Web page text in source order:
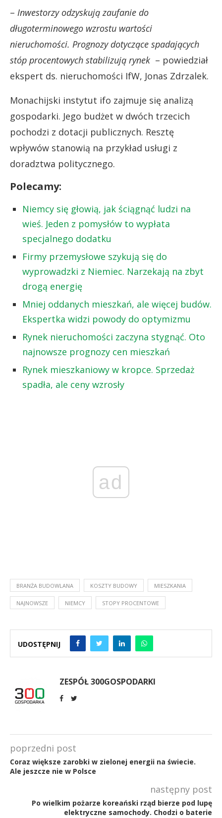
– Inwestorzy odzyskują zaufanie do
długoterminowego wzrostu wartości
nieruchomości. Prognozy dotyczące spadających
stóp procentowych stabilizują rynek – powiedział
ekspert ds. nieruchomości IfW, Jonas Zdrzalek.
Monachijski instytut ifo zajmuje się analizą
gospodarki. Jego budżet w dwóch trzecich
pochodzi z dotacji publicznych. Resztę
wpływów stanowią na przykład usługi z
doradztwa politycznego.
Polecamy:
Niemcy się głowią, jak ściągnąć ludzi na
wieś. Jeden z pomysłów to wypłata
specjalnego dodatku
Firmy przemysłowe szykują się do
wyprowadzki z Niemiec. Narzekają na zbyt
drogą energię
Mniej oddanych mieszkań, ale więcej budów.
Ekspertka widzi powody do optymizmu
Rynek nieruchomości zaczyna stygnąć. Oto
najnowsze prognozy cen mieszkań
Rynek mieszkaniowy w kropce. Sprzedaż
spadła, ale ceny wzrosły
ad
BRANŻA BUDOWLANA KOSZTY BUDOWY MIESZKANIA
NAJNOWSZE NIEMCY STOPY PROCENTOWE
UDOSTĘPNIJ
ZESPÓŁ 300GOSPODARKI
poprzedni post
Coraz większe zarobki w zielonej energii na świecie.
Ale jeszcze nie w Polsce
następny post
Po wielkim pożarze koreański rząd bierze pod lupę
elektryczne samochody. Chodzi o baterie